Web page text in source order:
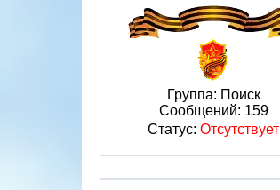
Группа: Поиск
Сообщений: 159
Статус: Отсутствует